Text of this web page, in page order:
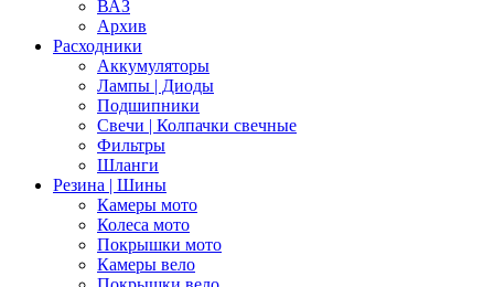
ВАЗ
Архив
Расходники
Аккумуляторы
Лампы | Диоды
Подшипники
Свечи | Колпачки свечные
Фильтры
Шланги
Резина | Шины
Камеры мото
Колеса мото
Покрышки мото
Камеры вело